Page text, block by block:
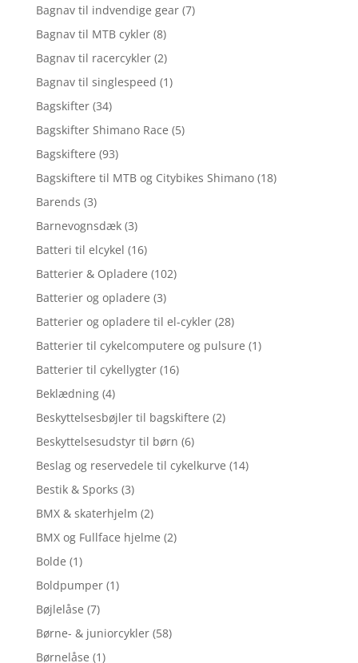
Bagnav til indvendige gear (7)
Bagnav til MTB cykler (8)
Bagnav til racercykler (2)
Bagnav til singlespeed (1)
Bagskifter (34)
Bagskifter Shimano Race (5)
Bagskiftere (93)
Bagskiftere til MTB og Citybikes Shimano (18)
Barends (3)
Barnevognsdæk (3)
Batteri til elcykel (16)
Batterier & Opladere (102)
Batterier og opladere (3)
Batterier og opladere til el-cykler (28)
Batterier til cykelcomputere og pulsure (1)
Batterier til cykellygter (16)
Beklædning (4)
Beskyttelsesbøjler til bagskiftere (2)
Beskyttelsesudstyr til børn (6)
Beslag og reservedele til cykelkurve (14)
Bestik & Sporks (3)
BMX & skaterhjelm (2)
BMX og Fullface hjelme (2)
Bolde (1)
Boldpumper (1)
Bøjlelåse (7)
Børne- & juniorcykler (58)
Børnelåse (1)